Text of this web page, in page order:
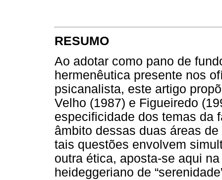
RESUMO
Ao adotar como pano de
hermenêutica presente nos
psicanalista, este artigo
Velho (1987) e Figueiredo
especificidade dos temas da
âmbito dessas duas áreas
tais questões envolvem
outra ética, aposta-se aqui
heideggeriano de